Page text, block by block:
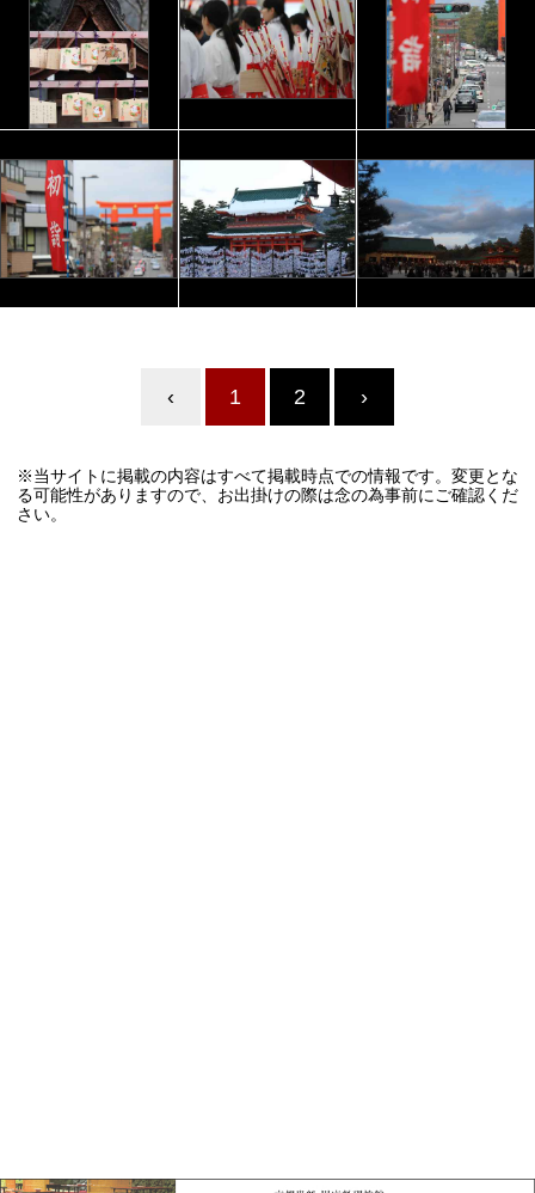
‹ 1 2 ›
※当サイトに掲載の内容はすべて掲載時点での情報です。変更とな
る可能性がありますので、お出掛けの際は念の為事前にご確認くだ
さい。